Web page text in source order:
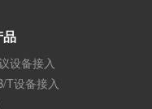
品
设备接入
T设备接入